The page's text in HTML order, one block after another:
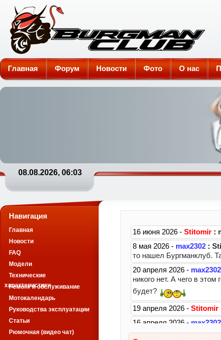
Burgman-Club
Главная Форум Новости Фото О нас
08.08.2026, 06:03
Навигация
Главная
Новости
FAQ
Модели
Технические
характеристики
Ремонт и обслуживание
Мотокалендарь
Руководства эксплуатации
Статьи
Рюмочная (видео чат)